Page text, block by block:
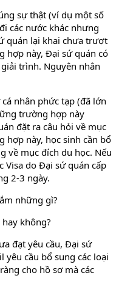
sự thật (ví dụ một số
các nước khác nhưng
quán lại khai chưa trượt
hợp này, Đại sứ quán có
trình. Nguyên nhân
nhân phức tạp (đã lớn
trường hợp này
đặt ra câu hỏi về mục
hợp này, học sinh cần bổ
về mục đích du học. Nếu
Visa do Đại sứ quán cấp
2-3 ngày.
những gì?
không?
đạt yêu cầu, Đại sứ
cầu bổ sung các loại
cho hồ sơ mà các